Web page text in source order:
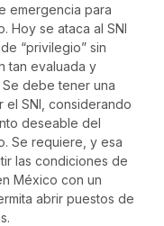
emergencia para
Hoy se ataca al SNI
“privilegio” sin
tan evaluada y
debe tener una
el SNI, considerando
deseable del
Se requiere, y esa
las condiciones de
México con un
abrir puestos de